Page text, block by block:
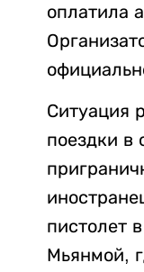
оплатила
Ситуация
поездки в
пистолет
Мьянмой,